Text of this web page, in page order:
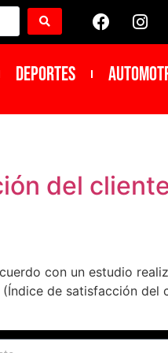
DEPORTES
del
con un estudio
de satisfacción del